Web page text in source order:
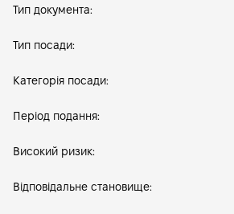
Тип документа:
Тип посади:
Категорія посади:
Період подання:
Високий ризик:
Відповідальне становище: